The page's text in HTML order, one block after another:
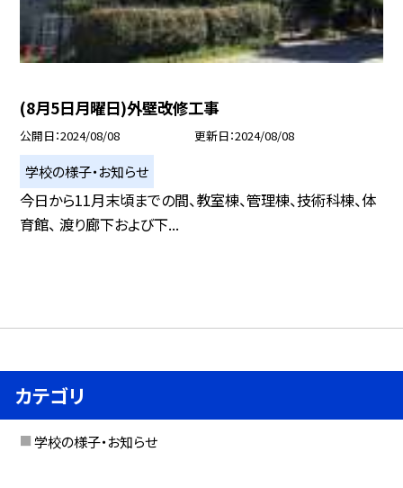
(8月5日月曜日)外壁改修工事
公開日 2024/08/08 更新日 2024/08/08
学校の様子・お知らせ
今日から11月末頃までの間、教室棟、管理棟、技術科棟、体
育館、 渡り廊下および下...
カテゴリ
学校の様子・お知らせ